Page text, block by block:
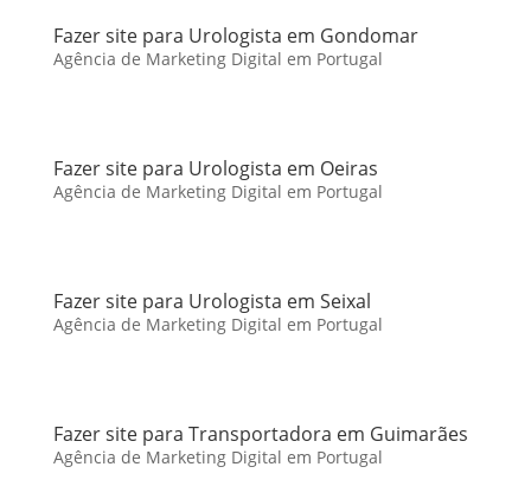
Fazer site para Urologista em Gondomar
Agência de Marketing Digital em Portugal
Fazer site para Urologista em Oeiras
Agência de Marketing Digital em Portugal
Fazer site para Urologista em Seixal
Agência de Marketing Digital em Portugal
Fazer site para Transportadora em Guimarães
Agência de Marketing Digital em Portugal